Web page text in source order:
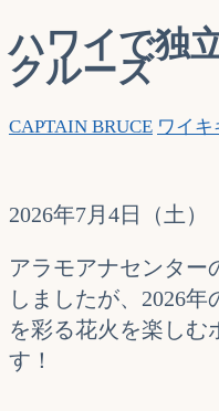
ハワイで独
クルーズ
CAPTAIN BRUCE ワイキ
2026年7月4日（土）
アラモアナセンター
しましたが、2026
を彩る花火を楽しむ
す！